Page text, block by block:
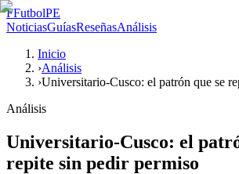
FFutbolPE
NoticiasGuíasReseñasAnálisis
Inicio
›Análisis
›Universitario-Cusco: el patrón que se
Análisis
Universitario-Cusco: el
repite sin pedir permiso